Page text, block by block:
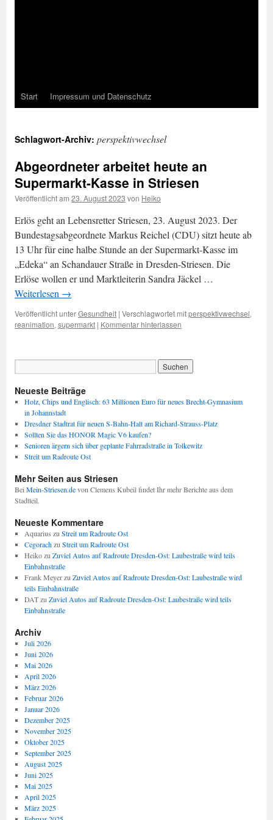
Start Impressum und Datenschutz
Schlagwort-Archiv: perspektivwechsel
Abgeordneter arbeitet heute an
Supermarkt-Kasse in Striesen
Veröffentlicht am 23. August 2023 von Heiko
Erlös geht an Lebensretter Striesen, 23. August 2023. Der
Bundestagsabgeordnete Markus Reichel (CDU) sitzt heute ab
13 Uhr für eine halbe Stunde an der Supermarkt-Kasse im
„Edeka“ an Schandauer Straße in Dresden-Striesen. Die
Erlöse wollen er und Marktleiterin Sandra Jäckel …
Weiterlesen →
Veröffentlicht unterGesundheit | Verschlagwortet mitperspektivwechsel,
reanimation, supermarkt | Kommentar hinterlassen
Neueste Beiträge
Holz, Chips und Englisch: 63 Millionen Euro für neues Brecht-Gymnasium
in Johannstadt
Dresdner Stadtrat für neuen S-Bahn-Halt am Richard-Strauss-Platz
Sollten Sie das HONOR Magic V6 kaufen?
Senioren ärgern sich über geplante Fahrradstraße in Tolkewitz
Streit um Radroute Ost
Mehr Seiten aus Striesen
Bei Mein-Striesen.devon Clemens Kubeil findet Ihr mehr Berichte aus dem
Stadtteil.
Neueste Kommentare
Aquarius zu Streit um Radroute Ost
Cegorachzu Streit um Radroute Ost
Heikozu Zuviel Autos auf Radroute Dresden-Ost: Laubestraße wird teils
Einbahnstraße
Frank Meyerzu Zuviel Autos auf Radroute Dresden-Ost: Laubestraße wird
teils Einbahnstraße
DATzu Zuviel Autos auf Radroute Dresden-Ost: Laubestraße wird teils
Einbahnstraße
Archiv
Juli 2026
Juni 2026
Mai 2026
April 2026
März 2026
Februar 2026
Januar 2026
Dezember 2025
November 2025
Oktober 2025
September 2025
August 2025
Juni 2025
Mai 2025
April 2025
März 2025